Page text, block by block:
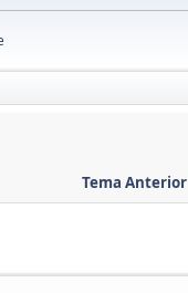
Tema Anterior